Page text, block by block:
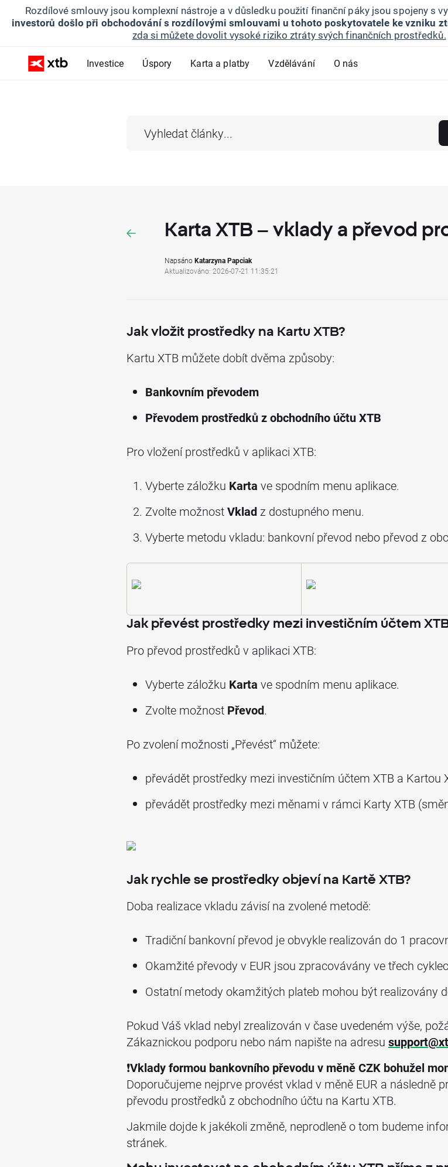
Rozdílové smlouvy jsou komplexní nástroje a v důsledku použití finanční páky jsou spojeny s
investorů došlo při obchodování s rozdílovými smlouvami u tohoto poskytovatele ke vzniku
zda si můžete dovolit vysoké riziko ztráty svých finančních prostředků.
Investice Úspory Karta a platby Vzdělávání O nás
Karta XTB – vklady a převod
NapsánoKatarzyna Papciak
Aktualizováno: 2026-07-21 11:35:21
Jak vložit prostředky na Kartu XTB?
Kartu XTB můžete dobít dvěma způsoby:
Bankovním převodem
Převodem prostředků z obchodního účtu XTB
Pro vložení prostředků v aplikaci XTB:
Vyberte záložku Karta ve spodním menu aplikace.
Zvolte možnostVkladz dostupného menu.
Vyberte metodu vkladu: bankovní převod nebo převod z
Jak převést prostředky mezi investičním účtem
Pro převod prostředků v aplikaci XTB:
Vyberte záložku Karta ve spodním menu aplikace.
Zvolte možnost Převod.
Po zvolení možnosti „Převést“ můžete:
převádět prostředky mezi investičním účtem XTB a Kartou
převádět prostředky mezi měnami v rámci Karty XTB
Jak rychle se prostředky objeví na Kartě XTB?
Doba realizace vkladu závisí na zvolené metodě:
Tradiční bankovní převod je obvykle realizován do 1
Okamžité převody v EUR jsou zpracovávány ve třech
Ostatní metody okamžitých plateb mohou být realizovány
Pokud Váš vklad nebyl zrealizován v čase uvedeném výše,
Zákaznickou podporu nebo nám napište na adresu ​
❗Vklady formou bankovního převodu v měně CZK bohužel
Doporučujeme nejprve provést vklad v měně EUR a následně
převodu prostředků z obchodního účtu na Kartu XTB.
Jakmile dojde k jakékoli změně, neprodleně o tom budeme
stránek.